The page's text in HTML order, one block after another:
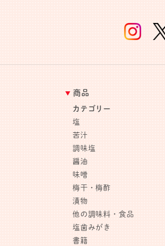
商品
カテゴリー
塩
苦汁
調味塩
醤油
味噌
梅干・梅酢
漬物
他の調味料・食品
塩歯みがき
書籍